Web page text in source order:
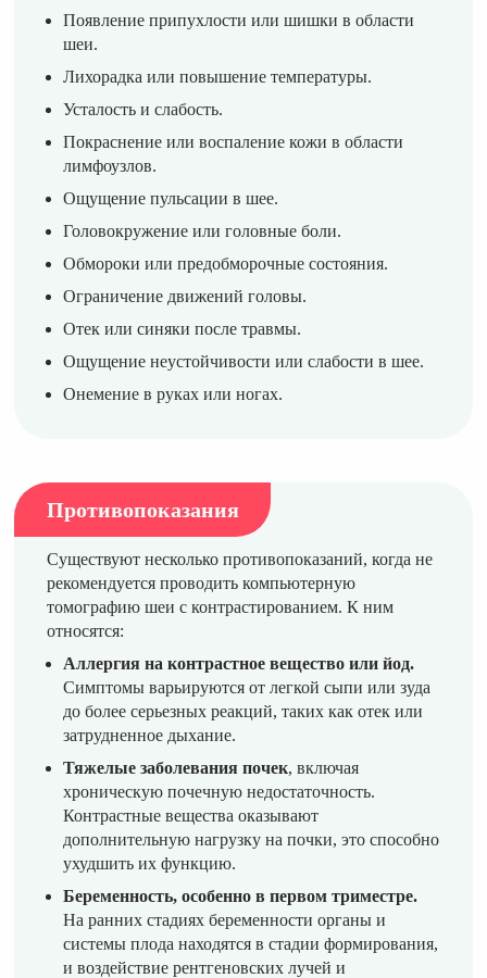
Появление припухлости или шишки в области
шеи.
Лихорадка или повышение температуры.
Усталость и слабость.
Покраснение или воспаление кожи в области
лимфоузлов.
Ощущение пульсации в шее.
Головокружение или головные боли.
Обмороки или предобморочные состояния.
Ограничение движений головы.
Отек или синяки после травмы.
Ощущение неустойчивости или слабости в шее.
Онемение в руках или ногах.
Противопоказания
Существуют несколько противопоказаний, когда не
рекомендуется проводить компьютерную
томографию шеи с контрастированием. К ним
относятся:
Аллергия на контрастное вещество или йод.
Симптомы варьируются от легкой сыпи или зуда
до более серьезных реакций, таких как отек или
затрудненное дыхание.
Тяжелые заболевания почек, включая
хроническую почечную недостаточность.
Контрастные вещества оказывают
дополнительную нагрузку на почки, это способно
ухудшить их функцию.
Беременность, особенно в первом триместре.
На ранних стадиях беременности органы и
системы плода находятся в стадии формирования,
и воздействие рентгеновских лучей и